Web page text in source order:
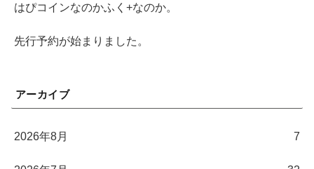
はぴコインなのかふく+なのか。
先行予約が始まりました。
アーカイブ
2026年8月 7